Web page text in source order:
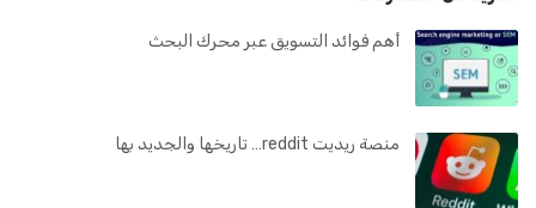
أهم فوائد التسويق عبر محرك البحث
منصة ريديت reddit… تاريخها والجديد بها